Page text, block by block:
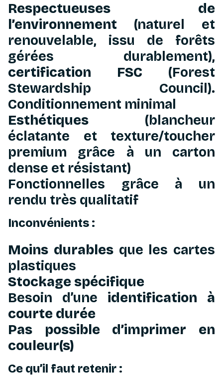
Respectueuses de
l’environnement (naturel et
renouvelable, issu de forêts
gérées durablement),
certification FSC (Forest
Stewardship Council).
Conditionnement minimal
Esthétiques (blancheur
éclatante et texture/toucher
premium grâce à un carton
dense et résistant)
Fonctionnelles grâce à un
rendu très qualitatif
Inconvénients :
Moins durablesque les cartes
plastiques
Stockage spécifique
Besoin d’une identification à
courte durée
Pas possible d’imprimer en
couleur(s)
Ce qu’il faut retenir :